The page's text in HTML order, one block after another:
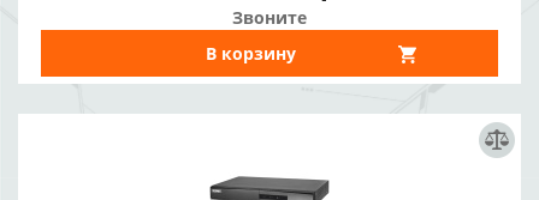
Звоните
В корзину